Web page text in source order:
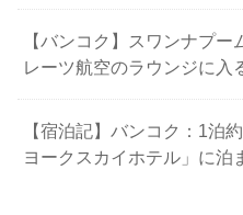
【バンコク】スワンナプ
レーツ航空のラウンジに入
【宿泊記】バンコク：1泊
ヨークスカイホテル」に泊